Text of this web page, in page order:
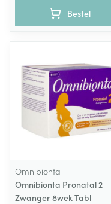
Bestel
Omnibionta
Omnibionta Pronatal 2
Zwanger 8wek Tabl